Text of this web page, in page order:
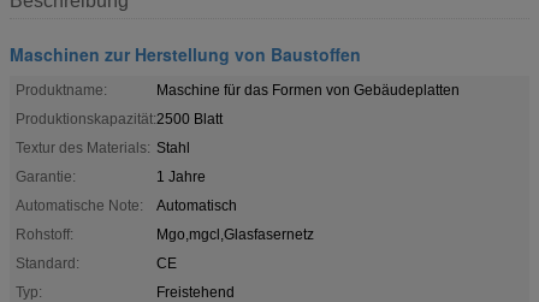
Maschinen zur Herstellung von Baustoffen
Produktname:
Maschine für das Formen von Gebäudeplatten
Produktionskapazität:2500 Blatt
Textur des Materials: Stahl
Garantie:
1 Jahre
Automatische Note:
Automatisch
Rohstoff:
Mgo,mgcl,Glasfasernetz
Standard:
CE
Typ:
Freistehend